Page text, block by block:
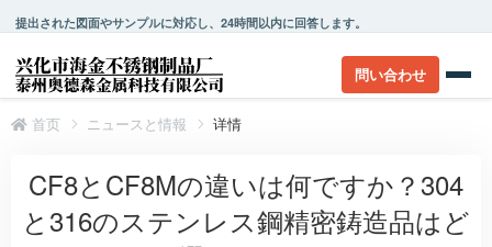
提出された図面やサンプルに対応し、24時間以内に回答します。
問い合わせ
首页 ニュースと情報 详情
CF8とCF8Mの違いは何ですか？304
と316のステンレス鋼精密鋳造品はど